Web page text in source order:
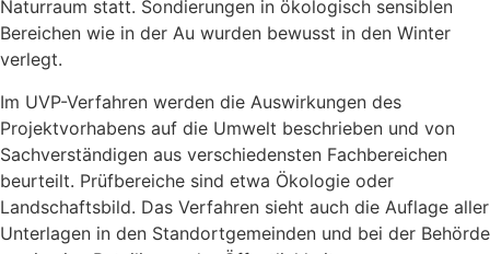
Naturraum statt. Sondierungen in ökologisch sensiblen
Bereichen wie in der Au wurden bewusst in den Winter
verlegt.
Im UVP-Verfahren werden die Auswirkungen des
Projektvorhabens auf die Umwelt beschrieben und von
Sachverständigen aus verschiedensten Fachbereichen
beurteilt. Prüfbereiche sind etwa Ökologie oder
Landschaftsbild. Das Verfahren sieht auch die Auflage aller
Unterlagen in den Standortgemeinden und bei der Behörde